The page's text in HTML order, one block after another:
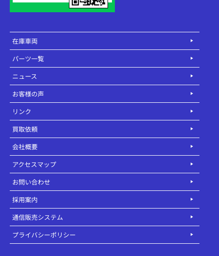
在庫車両
パーツ一覧
ニュース
お客様の声
リンク
買取依頼
会社概要
アクセスマップ
お問い合わせ
採用案内
通信販売システム
プライバシーポリシー